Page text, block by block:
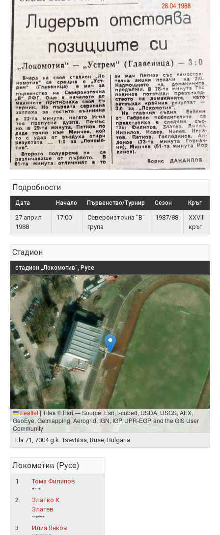
Подробности
Дата Начало Първенство/Турнир Сезон Кръг
27 април
1988
17:00
Североизточна "В"
група
1987/88
XXVIII
кръг
Стадион
стадион „Локомотив“, Русе
Leaflet | Tiles © Esri — Source: Esri, i-cubed, USDA, USGS, AEX,
GeoEye, Getmapping, Aerogrid, IGN, IGP, UPR-EGP, and the GIS User
Community
Ela 71, 7004 g.k. Tsevtitsa, Ruse, Bulgaria
Локомотив (Русе)
1 Тома Филипов
вратар
2
Златко К.
Златев
защитник
3 Илия Янков